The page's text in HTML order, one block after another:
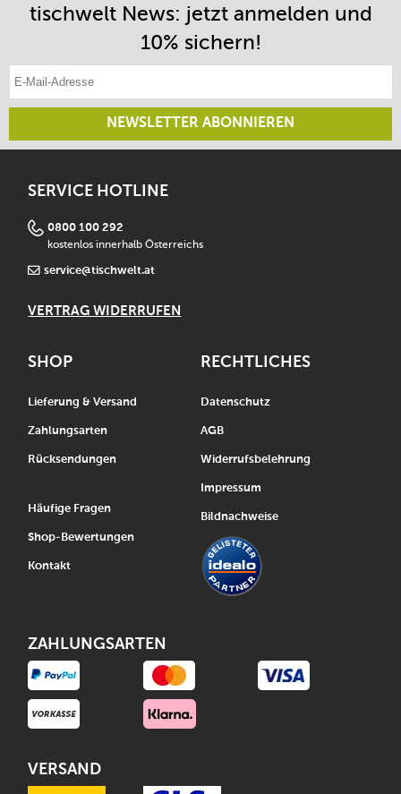
tischwelt News: jetzt anmelden und
10% sichern!
E-Mail-Adresse eintragen
NEWSLETTER ABONNIEREN
SERVICE HOTLINE
0800 100 292
kostenlos innerhalb Österreichs
service@tischwelt.at
VERTRAG WIDERRUFEN
SHOP
Lieferung & Versand
Zahlungsarten
Rücksendungen
Häufige Fragen
Shop-Bewertungen
Kontakt
RECHTLICHES
Datenschutz
AGB
Widerrufsbelehrung
Impressum
Bildnachweise
ZAHLUNGSARTEN
VERSAND